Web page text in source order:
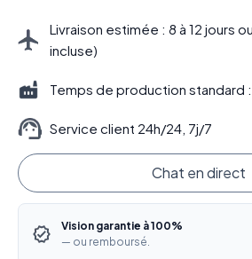
Livraison estimée : 8 à 12 jours
incluse)
Temps de production standard :
Service client 24h/24, 7j/7
Chat en direct
Vision garantie à 100%
— ou remboursé.